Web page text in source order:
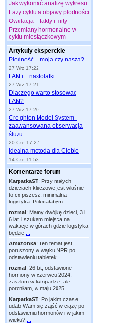
Jak wykonać analizę wykresu
Fazy cyklu a objawy płodności
Owulacja – fakty i mity
Przemiany hormonalne w
cyklu miesiączkowym
Artykuły eksperckie
Płodność – moja czy nasza?
27 Wrz 17:22
FAM i... nastolatki
27 Wrz 17:21
Dlaczego warto stosować
FAM?
27 Wrz 17:20
Creighton Model System -
zaawansowana obserwacja
śluzu
20 Cze 17:27
Idealna metoda dla Ciebie
14 Cze 11:53
Komentarze forum
KarpatkaST: Przy małych
dzieciach kluczowe jest właśnie
to co piszesz, minimalna
logistyka. Polecałabym
rozmal: Mamy dwójkę dzieci, 3 i
6 lat, i szukam miejsca na
wakacje w górach gdzie logistyka
będzie
Amazonka: Ten temat jest
poruszony w wątku NPR po
odstawieniu tabletek.
rozmal: 26 lat, odstawione
hormony w czerwcu 2024,
zaszłam w listopadzie, ale
poroniłam, w maju 2025
KarpatkaST: Po jakim czasie
udało Wam się zajść w ciążę po
odstawieniu hormonów i w jakim
wieku?